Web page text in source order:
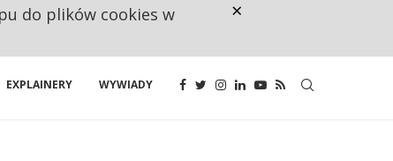
EXPLAINERY WYWIADY
do plików cookies w
×